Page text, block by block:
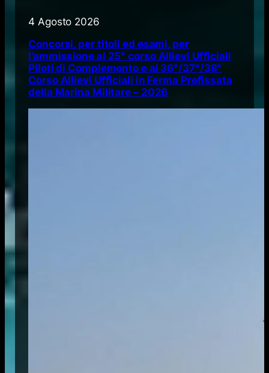
4 Agosto 2026
Concorsi, per titoli ed esami, per
l’ammissione al 25° corso Allievi Ufficiali
Piloti di Complemento e al 36°/37°/38°
Corso Allievi Ufficiali in Ferma Prefissata
della Marina Militare – 2026